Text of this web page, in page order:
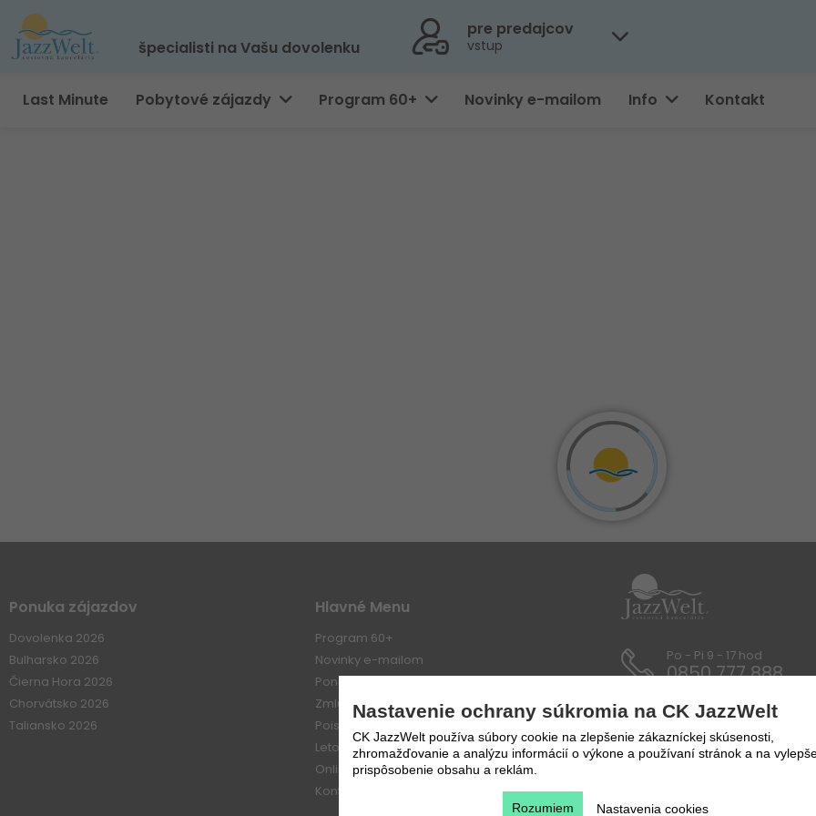
špecialisti na Vašu dovolenku
pre predajcov
vstup
Last Minute Pobytové zájazdy Program 60+ Novinky e-mailom Info Kontakt
Ponuka zájazdov
Dovolenka 2026
Bulharsko 2026
Čierna Hora 2026
Chorvátsko 2026
Taliansko 2026
Hlavné Menu
Program 60+
Novinky e-mailom
Ponuka práce
Zmluvné vzťahy / Dokumenty
Poistenie
Letové poriadky a prepravné podmienky
Online platba
Kontakt
Po - Pi 9 - 17 hod
0850 777 888
Nastavenie ochrany súkromia na CK JazzWelt
CK JazzWelt používa súbory cookie na zlepšenie zákazníckej skúsenosti,
zhromažďovanie a analýzu informácií o výkone a používaní stránok a na
prispôsobenie obsahu a reklám.
Nastavenia cookies
Rozumiem